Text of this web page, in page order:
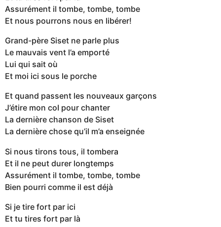
Assurément il tombe, tombe, tombe
Et nous pourrons nous en libérer!
Grand-père Siset ne parle plus
Le mauvais vent l’a emporté
Lui qui sait où
Et moi ici sous le porche
Et quand passent les nouveaux garçons
J’étire mon coI pour chanter
La dernière chanson de Siset
La dernière chose qu’il m’a enseignée
Si nous tirons tous, il tombera
Et il ne peut durer longtemps
Assurément il tombe, tombe, tombe
Bien pourri comme il est déjà
Si je tire fort par ici
Et tu tires fort par là